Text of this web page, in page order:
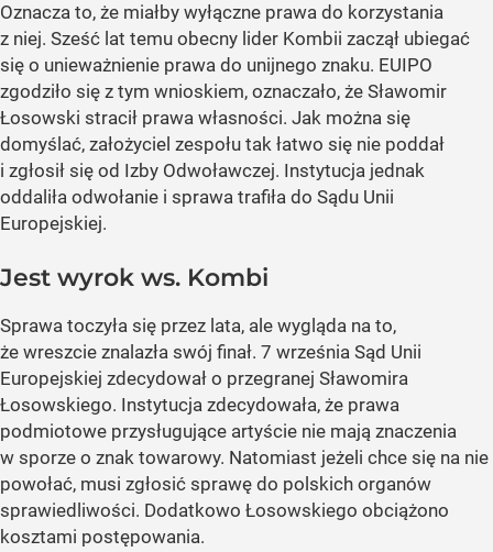
Oznacza to, że miałby wyłączne prawa do korzystania
z niej. Sześć lat temu obecny lider Kombii zaczął ubiegać
się o unieważnienie prawa do unijnego znaku. EUIPO
zgodziło się z tym wnioskiem, oznaczało, że Sławomir
Łosowski stracił prawa własności. Jak można się
domyślać, założyciel zespołu tak łatwo się nie poddał
i zgłosił się od Izby Odwoławczej. Instytucja jednak
oddaliła odwołanie i sprawa trafiła do Sądu Unii
Europejskiej.
Jest wyrok ws. Kombi
Sprawa toczyła się przez lata, ale wygląda na to,
że wreszcie znalazła swój finał. 7 września Sąd Unii
Europejskiej zdecydował o przegranej Sławomira
Łosowskiego. Instytucja zdecydowała, że prawa
podmiotowe przysługujące artyście nie mają znaczenia
w sporze o znak towarowy. Natomiast jeżeli chce się na nie
powołać, musi zgłosić sprawę do polskich organów
sprawiedliwości. Dodatkowo Łosowskiego obciążono
kosztami postępowania.